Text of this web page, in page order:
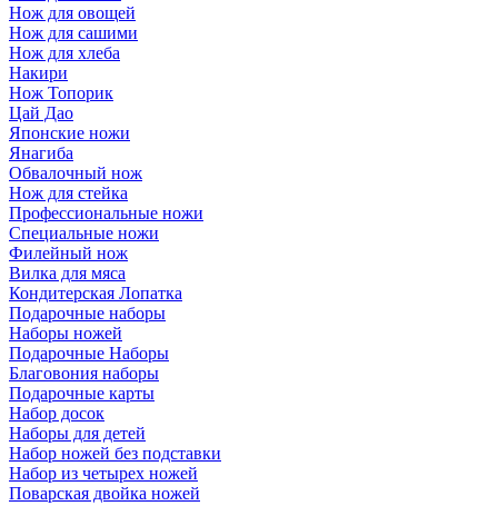
Нож для овощей
Нож для сашими
Нож для хлеба
Накири
Нож Топорик
Цай Дао
Японские ножи
Янагиба
Обвалочный нож
Нож для стейка
Профессиональные ножи
Специальные ножи
Филейный нож
Вилка для мяса
Кондитерская Лопатка
Подарочные наборы
Наборы ножей
Подарочные Наборы
Благовония наборы
Подарочные карты
Набор досок
Наборы для детей
Набор ножей без подставки
Набор из четырех ножей
Поварская двойка ножей